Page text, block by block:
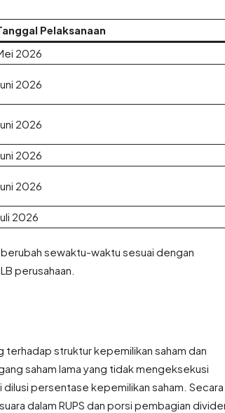
Pelaksanaan
2026
2026
2026
2026
2026
2026
sewaktu-waktu sesuai dengan
perusahaan.
terhadap struktur kepemilikan saham dan
saham lama yang tidak mengeksekusi
dilusi persentase kepemilikan saham. Secara
dalam RUPS dan porsi pembagian